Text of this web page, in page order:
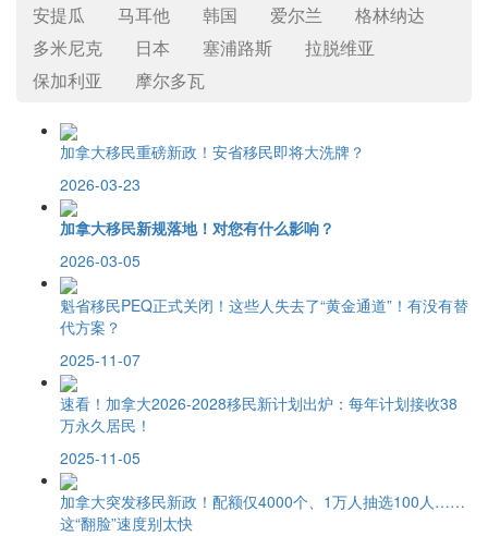
安提瓜
马耳他 韩国 爱尔兰
格林纳达
多米尼克
日本 塞浦路斯
拉脱维亚
保加利亚
摩尔多瓦
加拿大移民重磅新政！安省移民即将大洗牌？
2026-03-23
加拿大移民新规落地！对您有什么影响？
2026-03-05
魁省移民PEQ正式关闭！这些人失去了“黄金通道”！有没有替
代方案？
2025-11-07
速看！加拿大2026-2028移民新计划出炉：每年计划接收38
万永久居民！
2025-11-05
加拿大突发移民新政！配额仅4000个、1万人抽选100人……
这“翻脸”速度别太快